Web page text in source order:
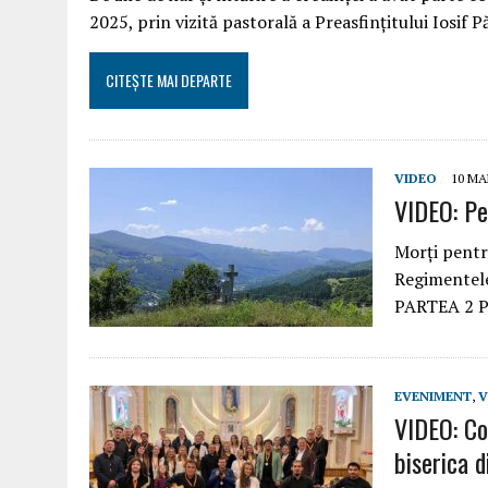
2025, prin vizită pastorală a Preasfinţitului Iosif
CITEȘTE MAI DEPARTE
VIDEO 10
VIDEO:
Morți
PARTEA 2
EVENIMENT,
VIDEO:
biserica